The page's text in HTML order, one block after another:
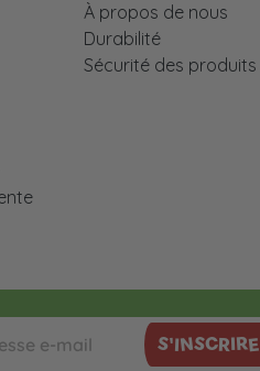
À propos de nous
Durabilité
Sécurité des produits
S'INSCRIRE